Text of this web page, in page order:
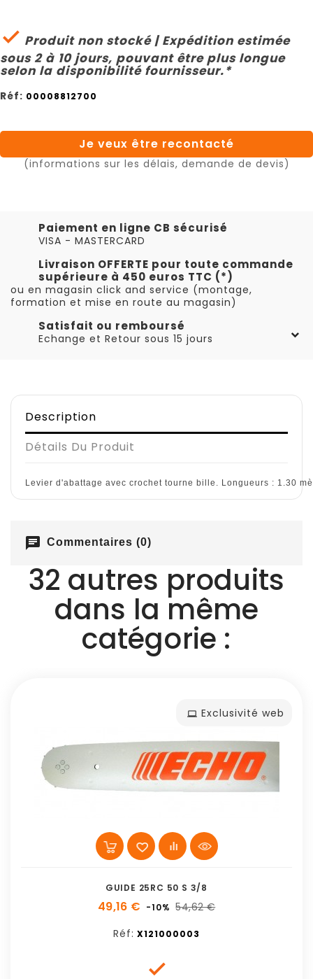
 Produit non stocké | Expédition estimée
sous 2 à 10 jours, pouvant être plus longue
selon la disponibilité fournisseur.*
Réf: 00008812700
Je veux être recontacté
(informations sur les délais, demande de devis)
Paiement en ligne CB sécurisé
VISA - MASTERCARD
Livraison OFFERTE pour toute commande
supérieure à 450 euros TTC (*)
ou en magasin click and service (montage,
formation et mise en route au magasin)
Satisfait ou remboursé
Echange et Retour sous 15 jours
Description
Détails Du Produit
Levier d'abattage avec crochet tourne bille. Longueurs : 1.30
chat Commentaires (0)
32 autres produits
dans la même
catégorie :
Exclusivité web
GUIDE 25RC 50 S 3/8
49,16 € -10% 54,62 €
Réf: X121000003
